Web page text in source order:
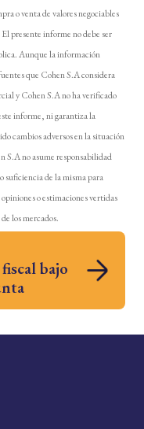
o venta de valores negociables
presente informe no debe ser
Aunque la información
que Cohen S.A considera
y Cohen S.A no ha verificado
informe, ni garantiza la
cambios adversos en la situación
S.A no asume responsabilidad
suficiencia de la misma para
o estimaciones vertidas
los mercados.
bajo